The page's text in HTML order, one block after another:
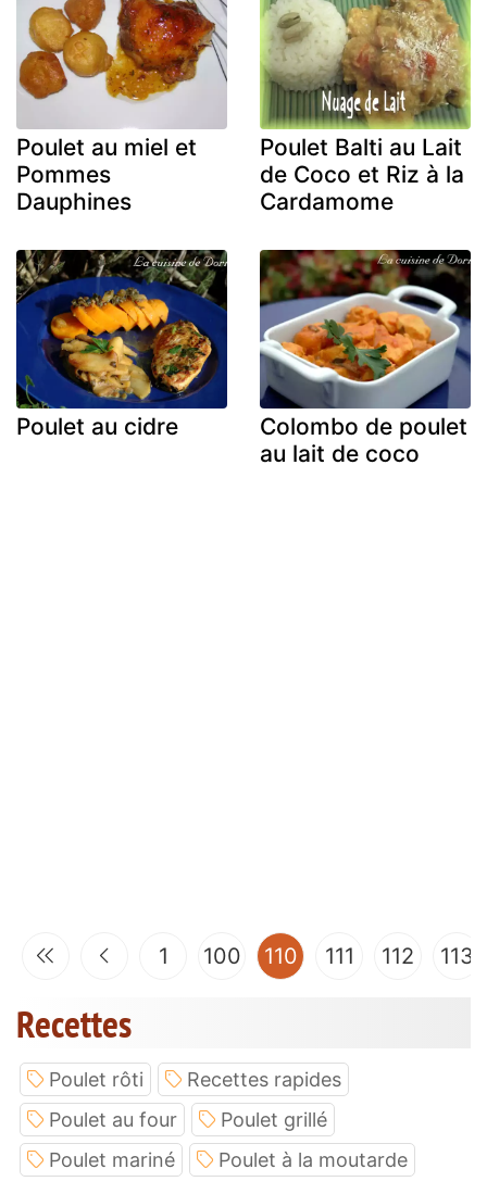
Poulet au miel et
Pommes
Dauphines
Poulet Balti au Lait
de Coco et Riz à la
Cardamome
Poulet au cidre
Colombo de poulet
au lait de coco
1 100 110(current)
111 112 113
Recettes
Poulet rôti
Recettes rapides
Poulet au four
Poulet grillé
Poulet mariné
Poulet à la moutarde